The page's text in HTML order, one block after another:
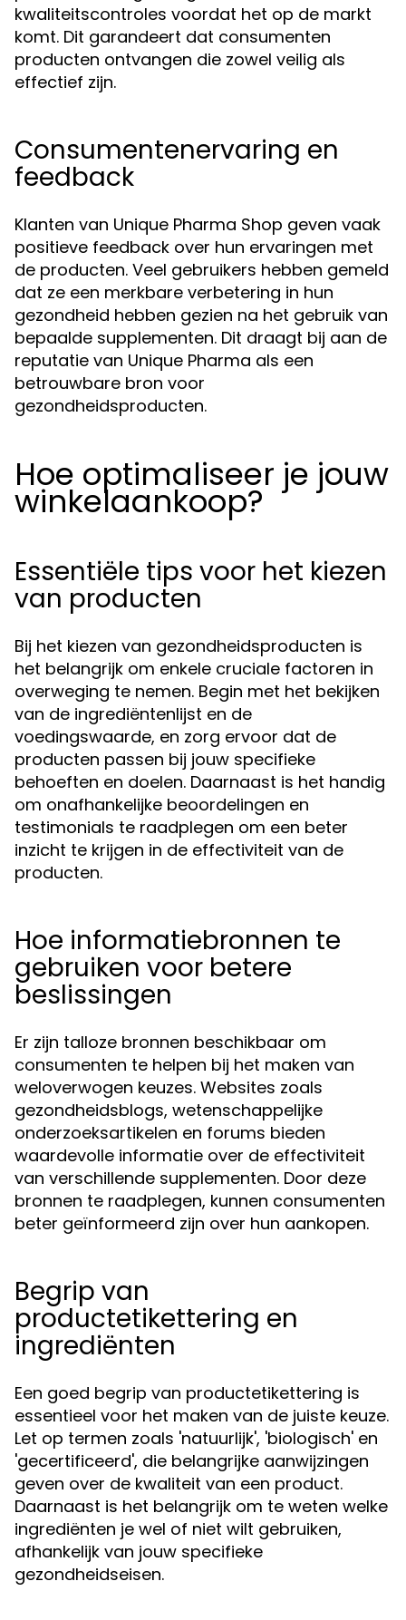
kwaliteitscontroles voordat het op de markt
komt. Dit garandeert dat consumenten
producten ontvangen die zowel veilig als
effectief zijn.
Consumentenervaring en
feedback
Klanten van Unique Pharma Shop geven vaak
positieve feedback over hun ervaringen met
de producten. Veel gebruikers hebben gemeld
dat ze een merkbare verbetering in hun
gezondheid hebben gezien na het gebruik van
bepaalde supplementen. Dit draagt bij aan de
reputatie van Unique Pharma als een
betrouwbare bron voor
gezondheidsproducten.
Hoe optimaliseer je jouw
winkelaankoop?
Essentiële tips voor het kiezen
van producten
Bij het kiezen van gezondheidsproducten is
het belangrijk om enkele cruciale factoren in
overweging te nemen. Begin met het bekijken
van de ingrediëntenlijst en de
voedingswaarde, en zorg ervoor dat de
producten passen bij jouw specifieke
behoeften en doelen. Daarnaast is het handig
om onafhankelijke beoordelingen en
testimonials te raadplegen om een beter
inzicht te krijgen in de effectiviteit van de
producten.
Hoe informatiebronnen te
gebruiken voor betere
beslissingen
Er zijn talloze bronnen beschikbaar om
consumenten te helpen bij het maken van
weloverwogen keuzes. Websites zoals
gezondheidsblogs, wetenschappelijke
onderzoeksartikelen en forums bieden
waardevolle informatie over de effectiviteit
van verschillende supplementen. Door deze
bronnen te raadplegen, kunnen consumenten
beter geïnformeerd zijn over hun aankopen.
Begrip van
productetikettering en
ingrediënten
Een goed begrip van productetikettering is
essentieel voor het maken van de juiste keuze.
Let op termen zoals 'natuurlijk', 'biologisch' en
'gecertificeerd', die belangrijke aanwijzingen
geven over de kwaliteit van een product.
Daarnaast is het belangrijk om te weten welke
ingrediënten je wel of niet wilt gebruiken,
afhankelijk van jouw specifieke
gezondheidseisen.